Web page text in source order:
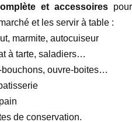
et accessoires pour
et les servir à table :
marmite, autocuiseur
à tarte, saladiers…
ouvre-boites…
de conservation.